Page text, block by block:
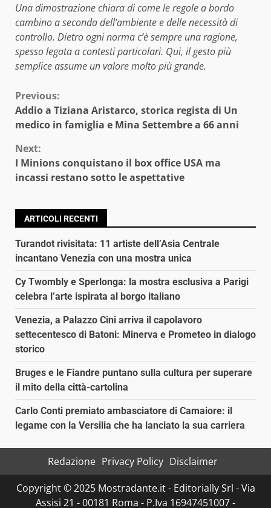
Una dimostrazione chiara di come le regole a bordo
cambino a seconda dell’ambiente e delle necessità di
controllo. Dietro ogni norma c’è sempre una ragione,
spesso legata a contesti particolari. Qui, il gesto più
semplice assume un valore molto più grande.
Continue
Reading
Previous:
Addio a Tiziana Aristarco, storica regista di Un
medico in famiglia e Mina Settembre a 66 anni
Next:
I Minions conquistano il box office USA ma
incassi restano sotto le aspettative
ARTICOLI RECENTI
Turandot rivisitata: 11 artiste dell’Asia Centrale
incantano Venezia con una mostra unica
Cy Twombly e Sperlonga: la mostra esclusiva a Parigi
celebra l’arte ispirata al borgo italiano
Venezia, a Palazzo Cini arriva il capolavoro
settecentesco di Batoni: Minerva e Prometeo in dialogo
storico
Bruges e le Fiandre puntano sulla cultura per superare
il mito della città-cartolina
Carlo Conti premiato ambasciatore di Camaiore: il
legame con la Versilia che ha lanciato la sua carriera
Redazione Privacy Policy Disclaimer
Copyright © 2025 Mostradante.it - Editorially Srl - Via
Assisi 21 - 00181 Roma - P.Iva 16947451007 -